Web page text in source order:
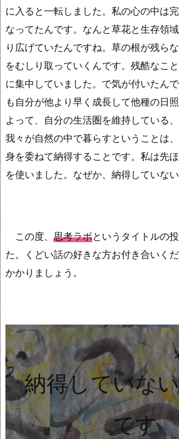
に入ると一転しました。私の心の中は
なってたんです。なんと草花と生存領
り広げていたんですね。草の根が残ら
をむしり取っていくんです。残酷なこ
に集中していました。で気が付いたん
も自分が他より早く成長して他種の日
よって、自分の生活圏を維持している、
我々が自然の中で暮らすということは
身を委ねて納得することです。私は先
を使いました。なぜか、納得していない
この度、 思考ラボというタイトルの
た。くどい話の好きな方お付き合いく
かかりましょう。
納得していな
です